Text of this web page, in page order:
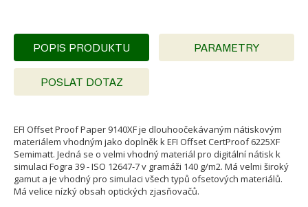
POPIS PRODUKTU PARAMETRY
POSLAT DOTAZ
EFI Offset Proof Paper 9140XF je dlouhoočekávaným nátiskovým
materiálem vhodným jako doplněk k EFI Offset CertProof 6225XF
Semimatt. Jedná se o velmi vhodný materiál pro digitální nátisk k
simulaci Fogra 39 - ISO 12647-7 v gramáži 140 g/m2. Má velmi široký
gamut a je vhodný pro simulaci všech typů ofsetových materiálů.
Má velice nízký obsah optických zjasňovačů.